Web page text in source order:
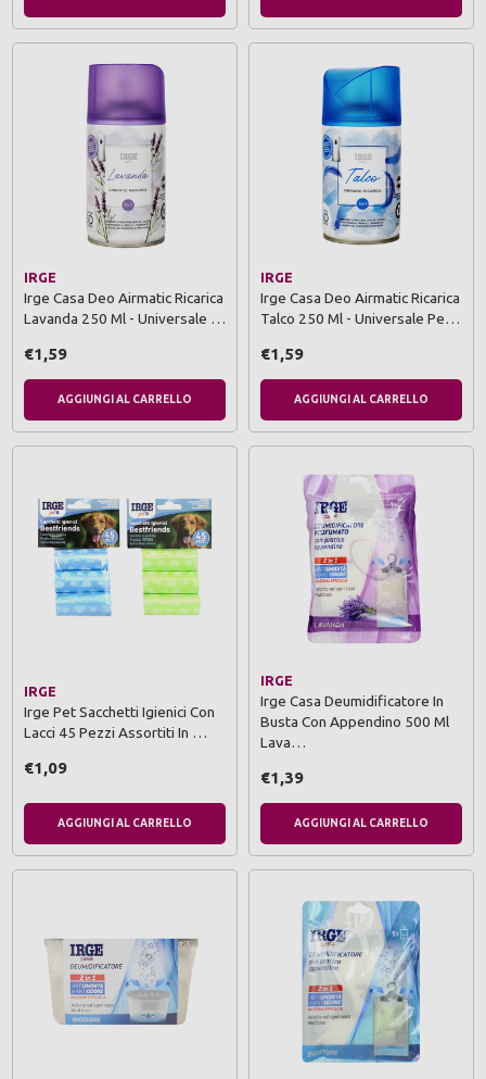
IRGE
Irge Casa Deo Airmatic Ricarica
Lavanda 250 Ml - Universale …
€1,59
AGGIUNGI AL CARRELLO
IRGE
Irge Casa Deo Airmatic Ricarica
Talco 250 Ml - Universale Pe…
€1,59
AGGIUNGI AL CARRELLO
IRGE
Irge Pet Sacchetti Igienici Con
Lacci 45 Pezzi Assortiti In …
€1,09
AGGIUNGI AL CARRELLO
IRGE
Irge Casa Deumidificatore In
Busta Con Appendino 500 Ml
Lava…
€1,39
AGGIUNGI AL CARRELLO